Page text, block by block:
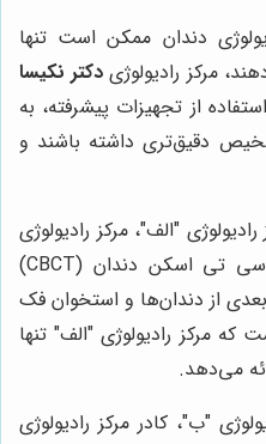
دندان ممکن است تنها
مرکز رادیولوژی دکتر نکیسا
از تجهیزات پیشرفته، به
دقیق‌تری داشته باشند و
"الف"، مرکز رادیولوژی
دارای دستگاه سی تی اسکن دندان (CBCT)
از دندان‌ها و استخوان فک
مرکز رادیولوژی "الف" تنها
می‌دهد.
"ب"، کادر مرکز رادیولوژی